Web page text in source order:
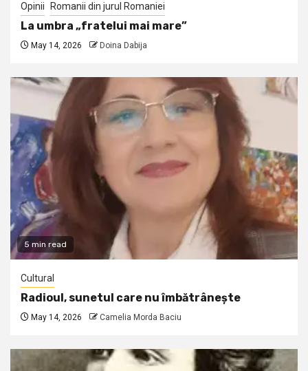
Opinii Romanii din jurul Romaniei
La umbra „fratelui mai mare”
May 14, 2026 Doina Dabija
5 min read
Cultural
Radioul, sunetul care nu îmbătrânește
May 14, 2026 Camelia Morda Baciu